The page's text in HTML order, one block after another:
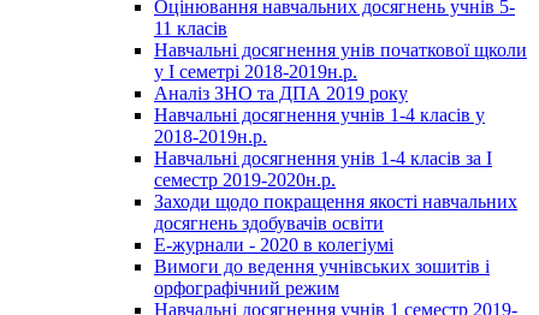
Оцінювання навчальних досягнень учнів 5-
11 класів
Навчальні досягнення унів початкової щколи
у І семетрі 2018-2019н.р.
Аналіз ЗНО та ДПА 2019 року
Навчальні досягнення учнів 1-4 класів у
2018-2019н.р.
Навчальні досягнення унів 1-4 класів за І
семестр 2019-2020н.р.
Заходи щодо покращення якості навчальних
досягнень здобувачів освіти
Е-журнали - 2020 в колегіумі
Вимоги до ведення учнівських зошитів і
орфографічний режим
Навчальні досягнення учнів 1 семестр 2019-